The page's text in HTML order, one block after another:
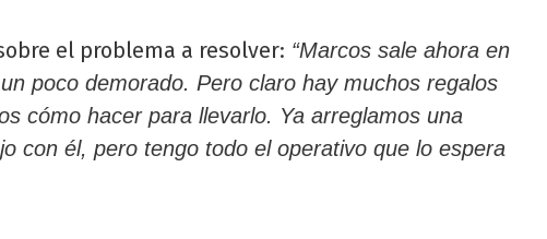
el problema a resolver: “Marcos sale ahora en
poco demorado. Pero claro hay muchos regalos
cómo hacer para llevarlo. Ya arreglamos una
con él, pero tengo todo el operativo que lo espera